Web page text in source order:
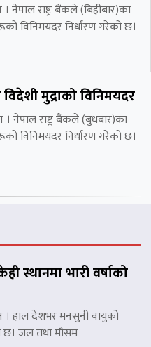
नेपाल राष्ट्र बैंकले (बिहीबार)का
विनिमयदर निर्धारण गरेको छ।
मुद्राको विनिमयदर
नेपाल राष्ट्र बैंकले (बुधबार)का
विनिमयदर निर्धारण गरेको छ।
स्थानमा भारी वर्षाको
। हाल देशभर मनसुनी वायुको
छ। जल तथा मौसम